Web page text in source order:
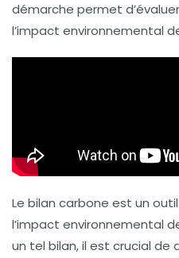
démarche permet
l’impact environnemental
Le bilan carbone est un
l’impact environnemental
un tel bilan, il est crucial de